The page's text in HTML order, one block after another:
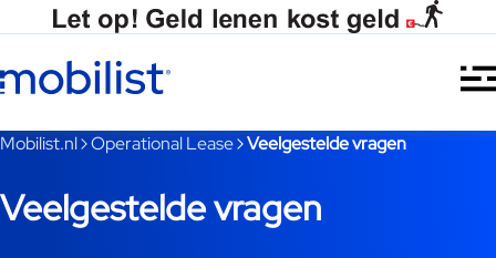
Ga naar hoofdinhoud
Je bent nu voorbij het hoofdmenu
Mobilist.nl Operational Lease Veelgestelde vragen
Veelgestelde vragen